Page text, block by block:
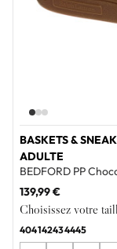
BASKETS &
ADULTE
BEDFORD PP
139,99 €
Choisissez votre
404142434445